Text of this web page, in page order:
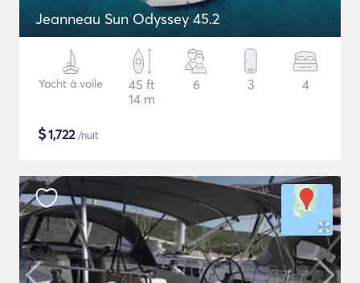
Jeanneau Sun Odyssey 45.2
Yacht à voile
45 ft
14 m
6 3 4
$1,722/nuit